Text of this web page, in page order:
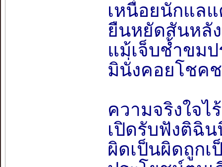
เหนื่อยนักแล
ยืนหยัดสันหลั
แม้เจ็บช้ำขม
มินั่งคอยโชค
ความจริงใจไ
เปิดรับฟังติฉิ
ผิดเป็นผิดถูก